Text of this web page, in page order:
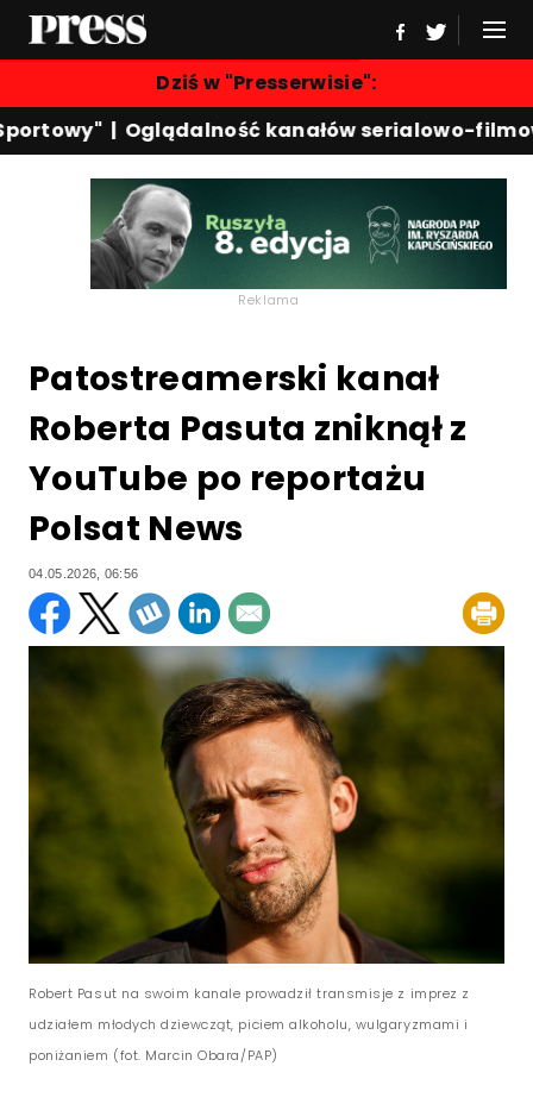
Dziś w "Presserwisie":
|Oglądalność kanałów serialowo-
Reklama
Patostreamerski kanał
Roberta Pasuta zniknął z
YouTube po reportażu
Polsat News
04.05.2026, 06:56
Robert Pasut na swoim kanale prowadził transmisje z imprez z
udziałem młodych dziewcząt, piciem alkoholu, wulgaryzmami i
poniżaniem (fot. Marcin Obara/PAP)